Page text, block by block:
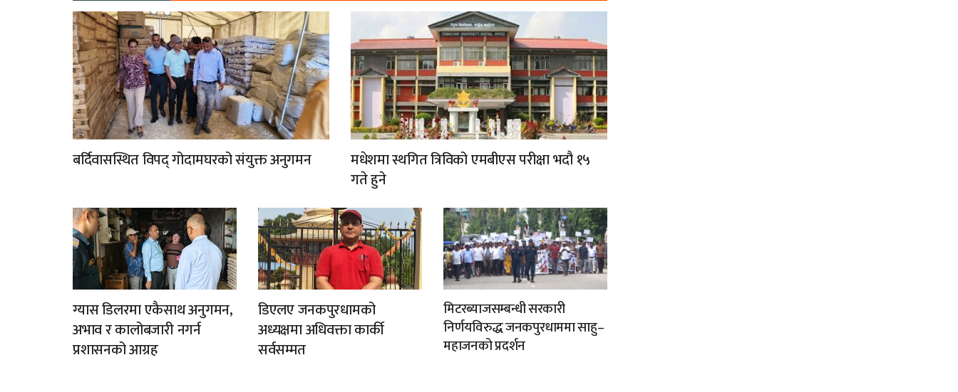
बर्दिवासस्थित विपद् गोदामघरको संयुक्त अनुगमन
मधेशमा स्थगित त्रिविको एमबीएस परीक्षा भदौ १५
गते हुने
ग्यास डिलरमा एकैसाथ अनुगमन,
अभाव र कालोबजारी नगर्न
प्रशासनको आग्रह
डिएलए जनकपुरधामको
अध्यक्षमा अधिवक्ता कार्की
सर्वसम्मत
मिटरब्याजसम्बन्धी सरकारी
निर्णयविरुद्ध जनकपुरधाममा साहु–
महाजनको प्रदर्शन